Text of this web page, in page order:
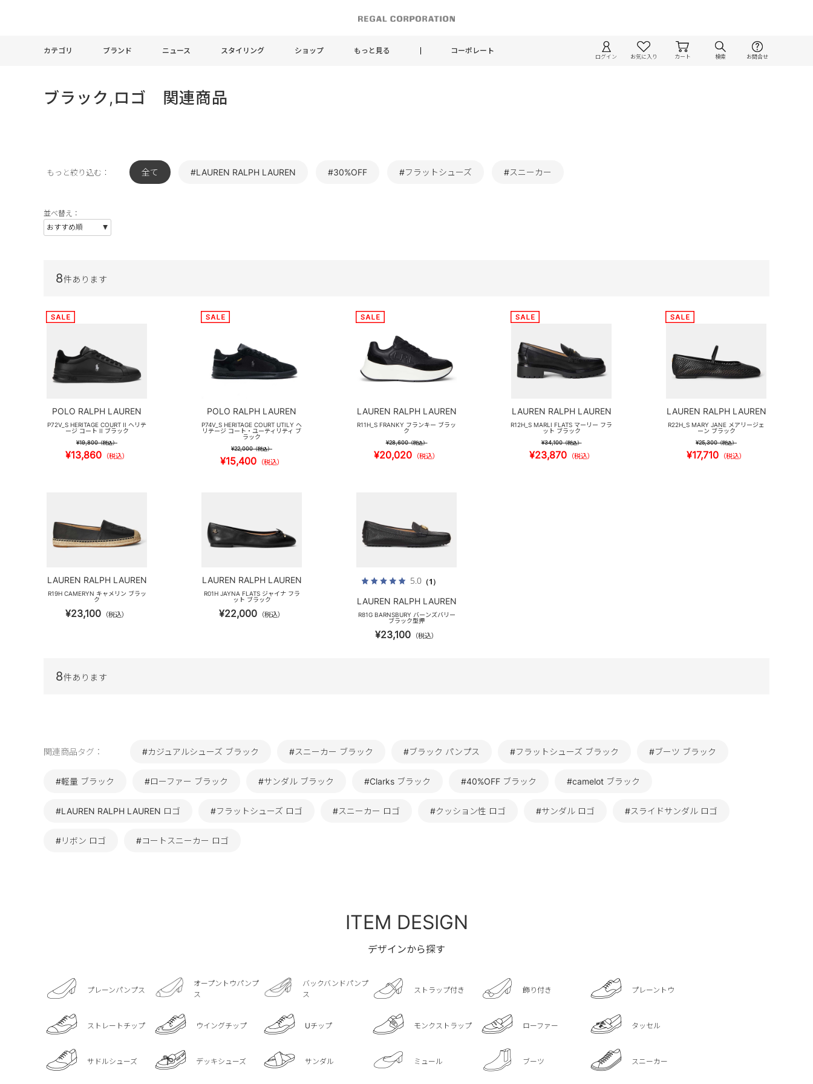
カテゴリ ブランド ニュース スタイリング ショップ もっと見る コーポレート
ログイン お気に入り カート 検索 お問合せ
ブラック,ロゴ 関連商品
もっと絞り込む： 全て #LAUREN RALPH LAUREN #30%OFF #フラットシューズ #スニーカー
並べ替え：
8件あります
POLO RALPH LAUREN
P72V_S HERITAGE COURT II ヘリテ
ージ コート II ブラック
¥19,800（税込）
¥13,860 （税込）
POLO RALPH LAUREN
P74V_S HERITAGE COURT UTILY ヘ
リテージ コート・ユーティリティ ブ
ラック
¥22,000（税込）
¥15,400 （税込）
LAUREN RALPH LAUREN
R11H_S FRANKY フランキー ブラッ
ク
¥28,600（税込）
¥20,020 （税込）
LAUREN RALPH LAUREN
R12H_S MARLI FLATS マーリー フラ
ット ブラック
¥34,100（税込）
¥23,870 （税込）
LAUREN RALPH LAUREN
R22H_S MARY JANE メアリージェ
ーン ブラック
¥25,300（税込）
¥17,710 （税込）
LAUREN RALPH LAUREN
R19H CAMERYN キャメリン ブラッ
ク
¥23,100 （税込）
LAUREN RALPH LAUREN
R01H JAYNA FLATS ジャイナ フラ
ット ブラック
¥22,000 （税込）
5.0（1）
LAUREN RALPH LAUREN
R81G BARNSBURY バーンズバリー
ブラック型押
¥23,100 （税込）
8件あります
関連商品タグ： #カジュアルシューズ ブラック #スニーカー ブラック #ブラック パンプス #フラットシューズ ブラック #ブーツ ブラック
#軽量 ブラック #ローファー ブラック #サンダル ブラック #Clarks ブラック #40%OFF ブラック #camelot ブラック
#LAUREN RALPH LAUREN ロゴ #フラットシューズ ロゴ #スニーカー ロゴ #クッション性 ロゴ #サンダル ロゴ #スライドサンダル ロゴ
#リボン ロゴ #コートスニーカー ロゴ
ITEM DESIGN
デザインから探す
プレーンパンプス
オープントウパンプ
ス
バックバンドパンプ
ス
ストラップ付き 飾り付き プレーントウ
ストレートチップ ウイングチップ Uチップ モンクストラップ ローファー タッセル
サドルシューズ デッキシューズ サンダル ミュール ブーツ スニーカー